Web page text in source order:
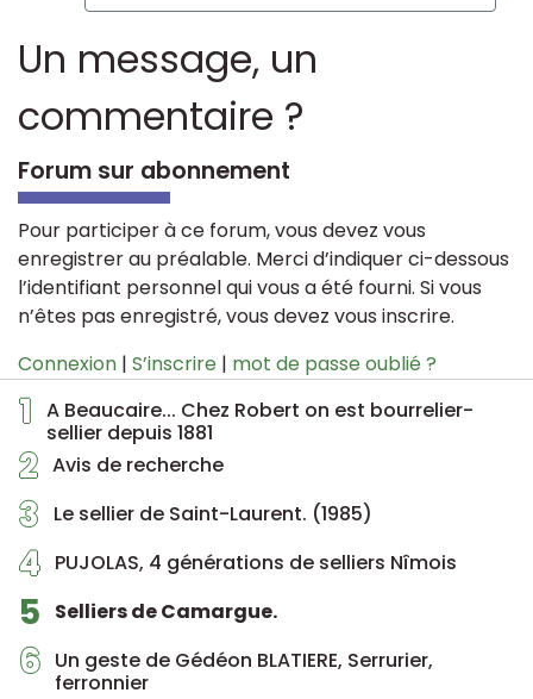
1 A Beaucaire... Chez Robert on est bourrelier-
sellier depuis 1881
2 Avis de recherche
3 Le sellier de Saint-Laurent. (1985)
4 PUJOLAS, 4 générations de selliers Nîmois
5 Selliers de Camargue.
6 Un geste de Gédéon BLATIERE, Serrurier,
ferronnier
Un message, un
commentaire ?
Forum sur abonnement
Pour participer à ce forum, vous devez vous
enregistrer au préalable. Merci d’indiquer ci-dessous
l’identifiant personnel qui vous a été fourni. Si vous
n’êtes pas enregistré, vous devez vous inscrire.
Connexion | S’inscrire | mot de passe oublié ?